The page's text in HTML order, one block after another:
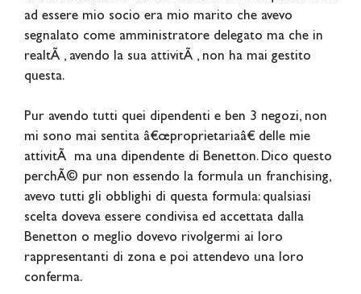
ad essere mio socio era mio marito che avevo
segnalato come amministratore delegato ma che in
realtÃ , avendo la sua attivitÃ , non ha mai gestito
questa.
Pur avendo tutti quei dipendenti e ben 3 negozi, non
mi sono mai sentita â€œproprietariaâ€ delle mie
attivitÃ ma una dipendente di Benetton. Dico questo
perchÃ© pur non essendo la formula un franchising,
avevo tutti gli obblighi di questa formula: qualsiasi
scelta doveva essere condivisa ed accettata dalla
Benetton o meglio dovevo rivolgermi ai loro
rappresentanti di zona e poi attendevo una loro
conferma.